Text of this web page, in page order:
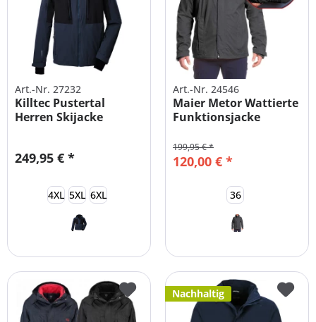
Art.-Nr. 27232
Killtec Pustertal
Herren Skijacke
249,95 € *
4XL 5XL 6XL
Art.-Nr. 24546
Maier Metor Wattierte
Funktionsjacke
120,00 € *
199,95 € *
36
Nachhaltig